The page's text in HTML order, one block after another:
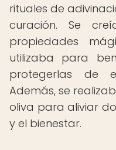
rituales de
curación. Se
propiedades
utilizaba para
protegerlas de
Además, se
oliva para aliviar
y el bienestar.